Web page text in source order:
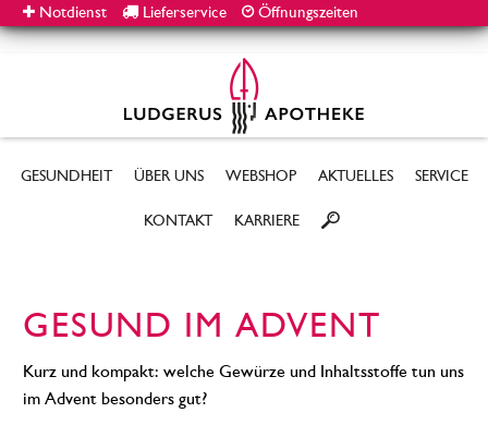
Notdienst Lieferservice Öffnungszeiten
GESUNDHEIT ÜBER UNS WEBSHOP AKTUELLES SERVICE
KONTAKT KARRIERE
GESUND IM ADVENT
Kurz und kompakt: welche Gewürze und Inhaltsstoffe tun uns
im Advent besonders gut?